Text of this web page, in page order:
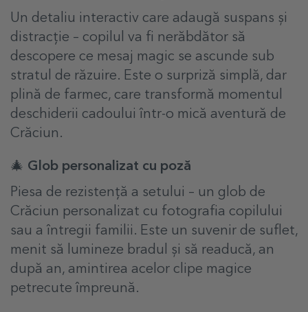
Un detaliu interactiv care adaugă suspans și
distracție – copilul va fi nerăbdător să
descopere ce mesaj magic se ascunde sub
stratul de răzuire. Este o surpriză simplă, dar
plină de farmec, care transformă momentul
deschiderii cadoului într-o mică aventură de
Crăciun.
🎄 Glob personalizat cu poză
Piesa de rezistență a setului – un glob de
Crăciun personalizat cu fotografia copilului
sau a întregii familii. Este un suvenir de suflet,
menit să lumineze bradul și să readucă, an
după an, amintirea acelor clipe magice
petrecute împreună.